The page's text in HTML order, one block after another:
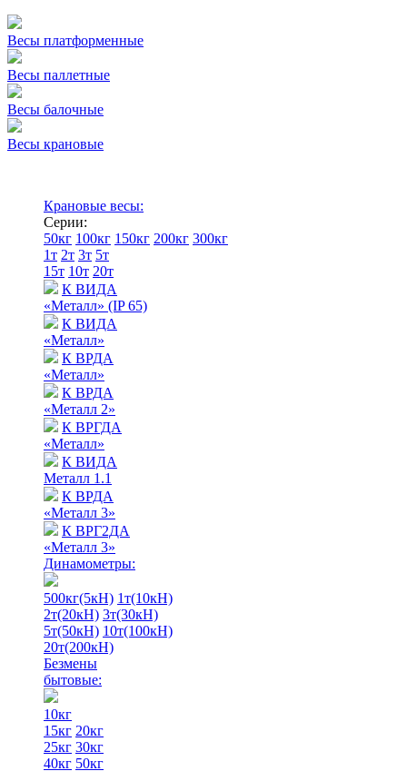
Весы платформенные
Весы паллетные
Весы балочные
Весы крановые
Крановые весы:
Серии:
50кг 100кг 150кг 200кг 300кг
1т 2т 3т 5т
15т 10т 20т
К ВИДА
«Металл» (IP 65)
К ВИДА
«Металл»
К ВРДА
«Металл»
К ВРДА
«Металл 2»
К ВРГДА
«Металл»
К ВИДА
Металл 1.1
К ВРДА
«Металл 3»
К ВРГ2ДА
«Металл 3»
Динамометры:
500кг(5кН) 1т(10кН)
2т(20кН) 3т(30кН)
5т(50кН) 10т(100кН)
20т(200кН)
Безмены
бытовые:
10кг
15кг 20кг
25кг 30кг
40кг 50кг